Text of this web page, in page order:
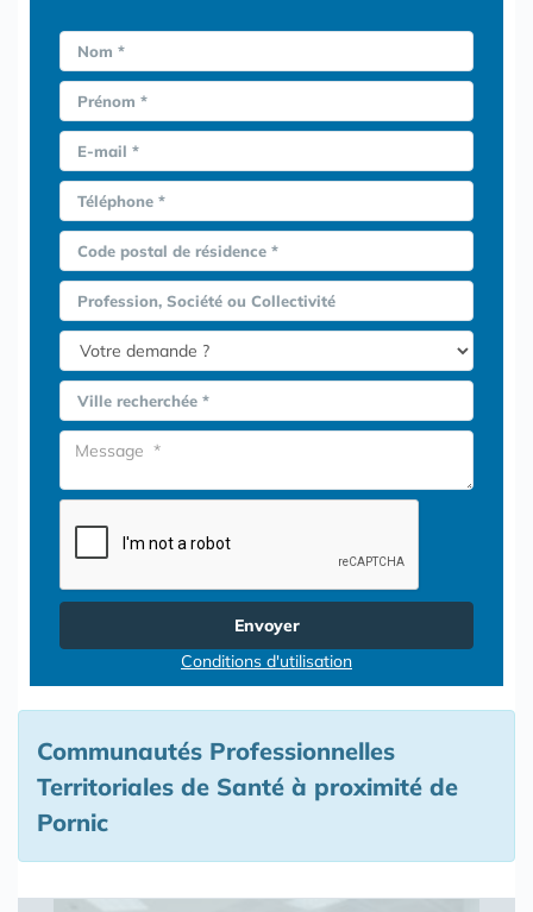
Nom *
Prénom *
E-mail *
Téléphone *
Code postal de résidence *
Profession, Société ou Collectivité
Ville recherchée *
Envoyer
Conditions d'utilisation
Communautés Professionnelles
Territoriales de Santé à proximité de
Pornic